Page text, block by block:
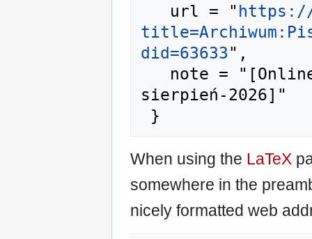
   url = "
did=63633",
sierpień-2026]"
When using the LaTeX
somewhere in the
nicely formatted web